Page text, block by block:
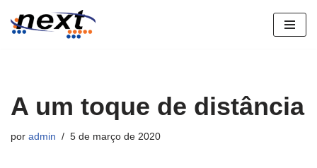
A um toque de distância
por admin 5 de março de 2020